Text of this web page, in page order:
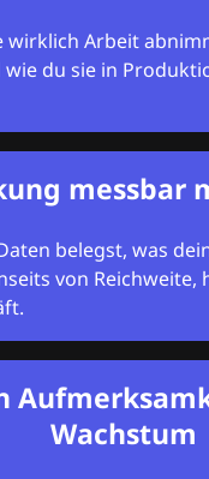
wirklich Arbeit
du sie in
messbar
belegst, was
von Reichweite,
Wachstum